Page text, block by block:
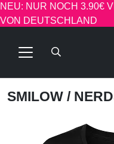
NEU: NUR NOCH 3.90€
VON DEUTSCHLAND
SMILOW /